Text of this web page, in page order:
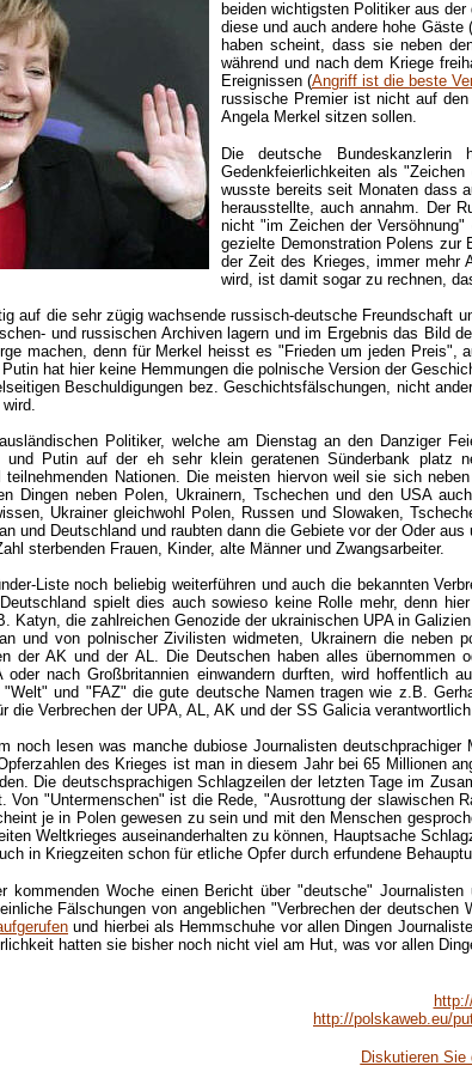
beiden wichtigsten Politiker aus
diese und auch andere hohe
haben scheint, dass sie neben
während und nach dem Kriege
Ereignissen (Angriff ist die beste
russische Premier ist nicht auf
Angela Merkel sitzen sollen.
Die deutsche
Gedenkfeierlichkeiten als
wusste bereits seit Monaten dass
herausstellte, auch annahm. Der
nicht "im Zeichen der
gezielte Demonstration Polens zur
der Zeit des Krieges, immer mehr
wird, ist damit sogar zu rechnen,
auf die sehr zügig wachsende russisch-deutsche Freundschaft
und russischen Archiven lagern und im Ergebnis das Bild
machen, denn für Merkel heisst es "Frieden um jeden
hat hier keine Hemmungen die polnische Version der
Beschuldigungen bez. Geschichtsfälschungen, nicht
Politiker, welche am Dienstag an den Danziger
und Putin auf der eh sehr klein geratenen Sünderbank platz
teilnehmenden Nationen. Die meisten hiervon weil sie sich
Dingen neben Polen, Ukrainern, Tschechen und den USA
Ukrainer gleichwohl Polen, Russen und Slowaken,
und Deutschland und raubten dann die Gebiete vor der Oder
sterbenden Frauen, Kinder, alte Männer und Zwangsarbeiter.
Liste noch beliebig weiterführen und auch die bekannten
spielt dies auch sowieso keine Rolle mehr, denn
Katyn, die zahlreichen Genozide der ukrainischen UPA in
und von polnischer Zivilisten widmeten, Ukrainern die
der AK und der AL. Die Deutschen haben alles
oder nach Großbritannien einwandern durften, wird hoffentlich
und "FAZ" die gute deutsche Namen tragen wie z.B.
die Verbrechen der UPA, AL, AK und der SS Galicia
noch lesen was manche dubiose Journalisten
des Krieges ist man in diesem Jahr bei 65 Millionen
Die deutschsprachigen Schlagzeilen der letzten Tage im
Von "Untermenschen" ist die Rede, "Ausrottung der
je in Polen gewesen zu sein und mit den Menschen
Weltkrieges auseinanderhalten zu können, Hauptsache
in Kriegzeiten schon für etliche Opfer durch erfundene
kommenden Woche einen Bericht über "deutsche"
Fälschungen von angeblichen "Verbrechen der deutschen
und hierbei als Hemmschuhe vor allen Dingen
hatten sie bisher noch nicht viel am Hut, was vor allen
http://polskaweb.eu/
Diskutieren Sie